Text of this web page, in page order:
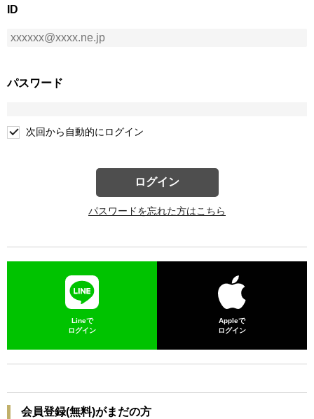
ID
パスワード
次回から自動的にログイン
ログイン
パスワードを忘れた方はこちら
Lineで
ログイン
Appleで
ログイン
会員登録(無料)がまだの方